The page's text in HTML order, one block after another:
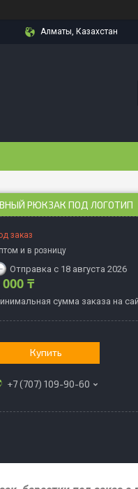
Алматы, Казахстан
РЮКЗАК ПОД ЛОГОТИП
заказ
и в розницу
Отправка с 18 августа 2026
₸
сумма заказа на
Купить
+7 (707) 109-90-60